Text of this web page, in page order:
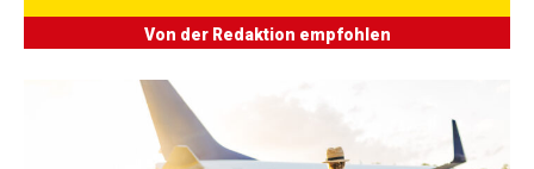
Von der Redaktion empfohlen